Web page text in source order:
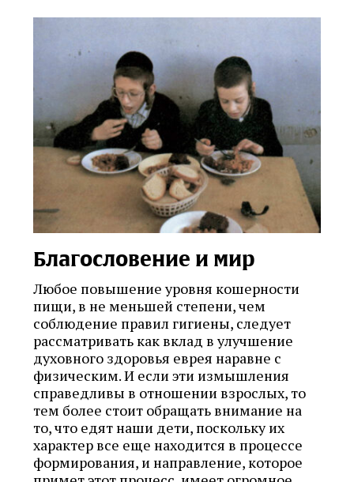
Благословение и мир
Любое повышение уровня кошерности
пищи, в не меньшей степени, чем
соблюдение правил гигиены, следует
рассматривать как вклад в улучшение
духовного здоровья еврея наравне с
физическим. И если эти измышления
справедливы в отношении взрослых, то
тем более стоит обращать внимание на
то, что едят наши дети, поскольку их
характер все еще находится в процессе
формирования, и направление, которое